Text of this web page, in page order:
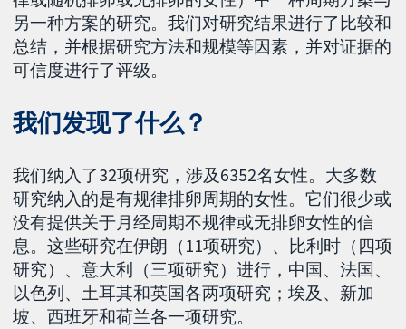
另一种方案的研究。我们对研究结果进行了比较和
总结，并根据研究方法和规模等因素，并对证据的
可信度进行了评级。
我们发现了什么？
我们纳入了32项研究，涉及6352名女性。大多数
研究纳入的是有规律排卵周期的女性。它们很少或
没有提供关于月经周期不规律或无排卵女性的信
息。这些研究在伊朗（11项研究）、比利时（四项
研究）、意大利（三项研究）进行，中国、法国、
以色列、土耳其和英国各两项研究；埃及、新加
坡、西班牙和荷兰各一项研究。